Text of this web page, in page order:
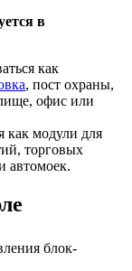
в
как
, пост охраны,
офис или
как модули для
торговых
автомоек.